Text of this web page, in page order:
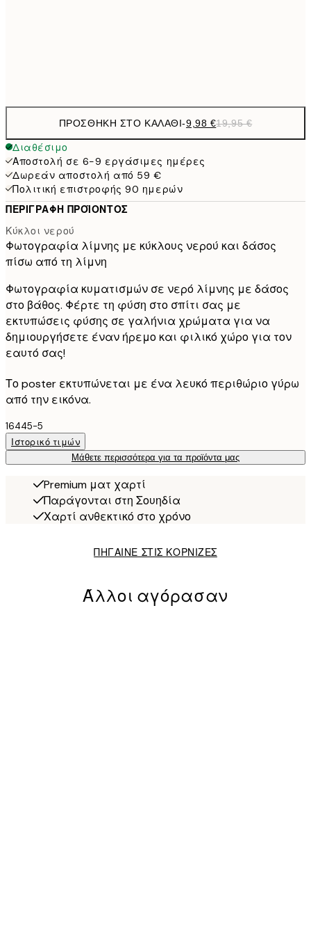
ΠΡΟΣΘΉΚΗ ΣΤΟ ΚΑΛΆΘΙ-9,98 €19,95 €
Διαθέσιμο
Αποστολή σε 6-9 εργάσιμες ημέρες
Δωρεάν αποστολή από 59 €
Πολιτική επιστροφής 90 ημερών
ΠΕΡΙΓΡΑΦΉ ΠΡΟΪΌΝΤΟΣ
Κύκλοι νερού
Φωτογραφία λίμνης με κύκλους νερού και δάσος
πίσω από τη λίμνη
Φωτογραφία κυματισμών σε νερό λίμνης με δάσος
στο βάθος. Φέρτε τη φύση στο σπίτι σας με
εκτυπώσεις φύσης σε γαλήνια χρώματα για να
δημιουργήσετε έναν ήρεμο και φιλικό χώρο για τον
εαυτό σας!
Το poster εκτυπώνεται με ένα λευκό περιθώριο γύρω
από την εικόνα.
16445-5
Ιστορικό τιμών
Μάθετε περισσότερα για τα προϊόντα μας
Premium ματ χαρτί
Παράγονται στη Σουηδία
Χαρτί ανθεκτικό στο χρόνο
ΠΗΓΑΙΝΕ ΣΤΙΣ ΚΟΡΝΙΖΕΣ
Άλλοι αγόρασαν